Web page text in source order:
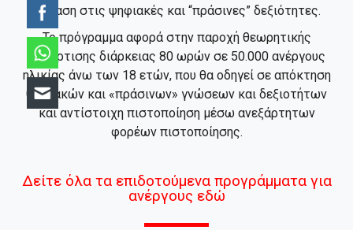
έμφαση στις ψηφιακές και “πράσινες” δεξιότητες.
Το πρόγραμμα αφορά στην παροχή θεωρητικής
κατάρτισης διάρκειας 80 ωρών σε 50.000 ανέργους
ηλικίας άνω των 18 ετών, που θα οδηγεί σε απόκτηση
ψηφιακών και «πράσινων» γνώσεων και δεξιοτήτων
και αντίστοιχη πιστοποίηση μέσω ανεξάρτητων
φορέων πιστοποίησης.
Δείτε όλα τα επιδοτούμενα προγράμματα για
ανέργους εδώ